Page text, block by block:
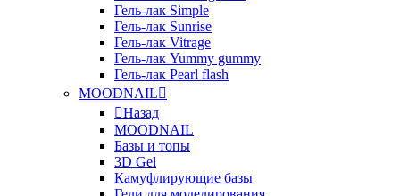
Гель-лак Simple
Гель-лак Sunrise
Гель-лак Vitrage
Гель-лак Yummy gummy
Гель-лак Pearl flash
MOODNAIL
Назад
MOODNAIL
Базы и топы
3D Gel
Камуфлирующие базы